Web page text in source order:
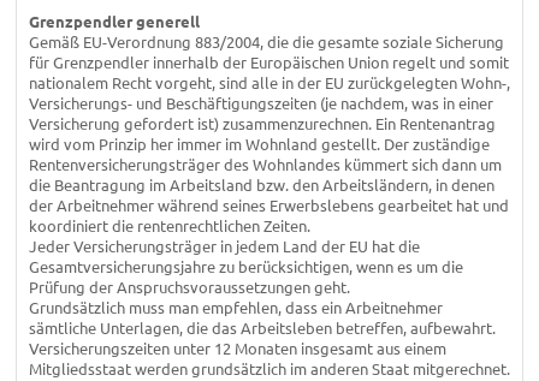
Grenzpendler generell
Gemäß EU-Verordnung 883/2004, die die gesamte soziale Sicherung
für Grenzpendler innerhalb der Europäischen Union regelt und somit
nationalem Recht vorgeht, sind alle in der EU zurückgelegten Wohn-,
Versicherungs- und Beschäftigungszeiten (je nachdem, was in einer
Versicherung gefordert ist) zusammenzurechnen. Ein Rentenantrag
wird vom Prinzip her immer im Wohnland gestellt. Der zuständige
Rentenversicherungsträger des Wohnlandes kümmert sich dann um
die Beantragung im Arbeitsland bzw. den Arbeitsländern, in denen
der Arbeitnehmer während seines Erwerbslebens gearbeitet hat und
koordiniert die rentenrechtlichen Zeiten.
Jeder Versicherungsträger in jedem Land der EU hat die
Gesamtversicherungsjahre zu berücksichtigen, wenn es um die
Prüfung der Anspruchsvoraussetzungen geht.
Grundsätzlich muss man empfehlen, dass ein Arbeitnehmer
sämtliche Unterlagen, die das Arbeitsleben betreffen, aufbewahrt.
Versicherungszeiten unter 12 Monaten insgesamt aus einem
Mitgliedsstaat werden grundsätzlich im anderen Staat mitgerechnet.